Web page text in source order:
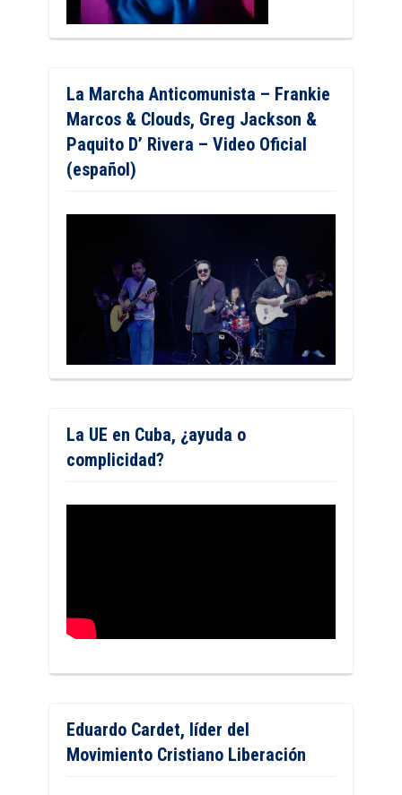
La Marcha Anticomunista – Frankie
Marcos & Clouds, Greg Jackson &
Paquito D’ Rivera – Video Oficial
(español)
La UE en Cuba, ¿ayuda o
complicidad?
Eduardo Cardet, líder del
Movimiento Cristiano Liberación